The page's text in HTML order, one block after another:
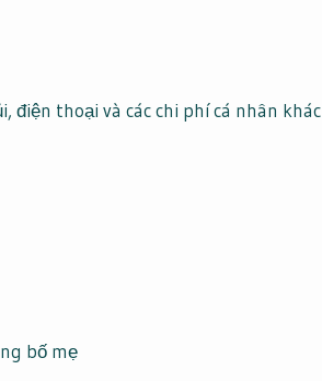
thoại và các chi phí cá nhân khác
bố mẹ